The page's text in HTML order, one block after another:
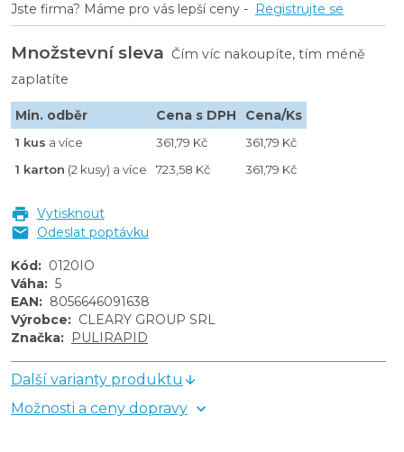
Jste firma? Máme pro vás lepší ceny - Registrujte se
Množstevní sleva Čím víc nakoupíte, tím méně
zaplatíte
Min. odběr Cena s DPH Cena/Ks
1 kus a více 361,79 Kč
361,79 Kč
1 karton (2 kusy) a více 723,58 Kč 361,79 Kč
Vytisknout
Odeslat poptávku
Kód: 0120IO
Váha: 5
EAN: 8056646091638
Výrobce: CLEARY GROUP SRL
Značka: PULIRAPID
Další varianty produktu
Možnosti a ceny dopravy